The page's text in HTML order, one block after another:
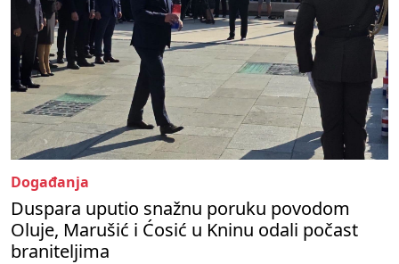
Događanja
Duspara uputio snažnu poruku povodom
Oluje, Marušić i Ćosić u Kninu odali počast
braniteljima